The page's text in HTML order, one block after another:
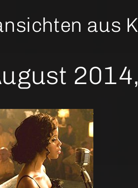
aus